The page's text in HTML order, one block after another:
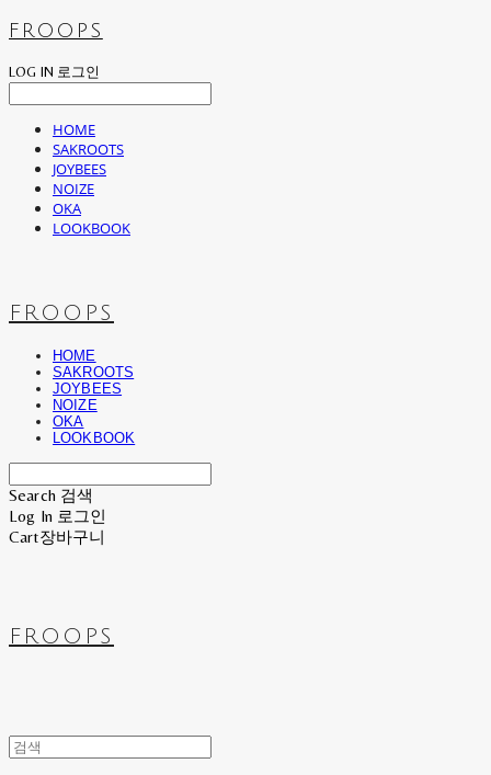
FROOPS
LOG IN 로그인
HOME
SAKROOTS
JOYBEES
NOIZE
OKA
LOOKBOOK
FROOPS
HOME
SAKROOTS
JOYBEES
NOIZE
OKA
LOOKBOOK
Search 검색
Log In 로그인
Cart장바구니
FROOPS